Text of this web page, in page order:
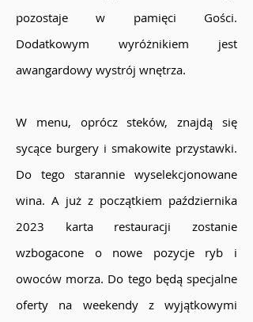
pozostaje w pamięci Gości.
Dodatkowym wyróżnikiem jest
awangardowy wystrój wnętrza.
W menu, oprócz steków, znajdą się
sycące burgery i smakowite przystawki.
Do tego starannie wyselekcjonowane
wina. A już z początkiem października
2023 karta restauracji zostanie
wzbogacone o nowe pozycje ryb i
owoców morza. Do tego będą specjalne
oferty na weekendy z wyjątkowymi